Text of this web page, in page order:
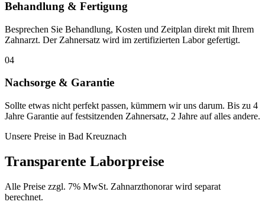
Behandlung & Fertigung
Besprechen Sie Behandlung, Kosten und Zeitplan direkt mit Ihrem
Zahnarzt. Der Zahnersatz wird im zertifizierten Labor gefertigt.
04
Nachsorge & Garantie
Sollte etwas nicht perfekt passen, kümmern wir uns darum. Bis zu 4
Jahre Garantie auf festsitzenden Zahnersatz, 2 Jahre auf alles andere.
Unsere Preise in Bad Kreuznach
Transparente Laborpreise
Alle Preise zzgl. 7% MwSt. Zahnarzthonorar wird separat
berechnet.